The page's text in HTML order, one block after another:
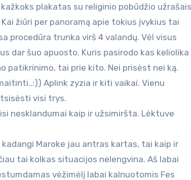
plakatas su religinio pobūdžio užrašais
žiūri per panoramą apie tokius įvykius tai
procedūra trunka virš 4 valandų. Vėl visus
dar šuo apuosto. Kuris pasirodo kas keliolika
patikrinimo, tai prie kito. Nei prisėst nei ką.
Aplink zyzia ir kiti vaikai. Vienu
visi trys.
nesklandumai kaip ir užsimiršta. Lėktuve
Maroke jau antras kartas, tai kaip ir
tai kolkas situacijos nelengvina. Aš labai
vėžimėlį labai kalnuotomis Fes